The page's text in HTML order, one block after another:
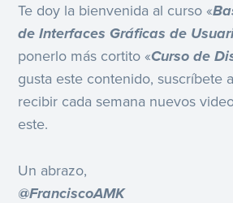
Te doy la bienvenida al curso «
de Interfaces Gráficas de
ponerlo más cortito «Curso de
gusta este contenido, suscríbete
recibir cada semana nuevos
este.
Un abrazo,
@FranciscoAMK